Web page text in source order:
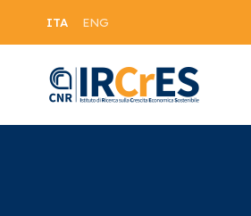
ITA ENG